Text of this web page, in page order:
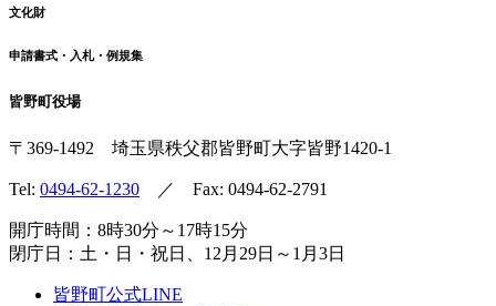
文化財
申請書式・入札・例規集
皆野町役場
〒369-1492 埼玉県秩父郡皆野町大字皆野1420-1
Tel: 0494-62-1230 ／ Fax: 0494-62-2791
開庁時間：8時30分～17時15分
閉庁日：土・日・祝日、12月29日～1月3日
皆野町公式LINE